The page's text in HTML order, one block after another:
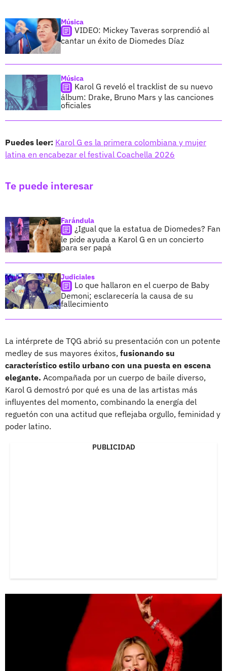
Música
VIDEO: Mickey Taveras sorprendió al
cantar un éxito de Diomedes Díaz
Música
Karol G reveló el tracklist de su nuevo
álbum: Drake, Bruno Mars y las canciones
oficiales
Puedes leer: Karol G es la primera colombiana y mujer
latina en encabezar el festival Coachella 2026
Te puede interesar
Farándula
¿Igual que la estatua de Diomedes? Fan
le pide ayuda a Karol G en un concierto
para ser papá
Judiciales
Lo que hallaron en el cuerpo de Baby
Demoni; esclarecería la causa de su
fallecimiento
La intérprete de TQG abrió su presentación con un potente
medley de sus mayores éxitos, fusionando su
característico estilo urbano con una puesta en escena
elegante. Acompañada por un cuerpo de baile diverso,
Karol G demostró por qué es una de las artistas más
influyentes del momento, combinando la energía del
reguetón con una actitud que reflejaba orgullo, feminidad y
poder latino.
PUBLICIDAD